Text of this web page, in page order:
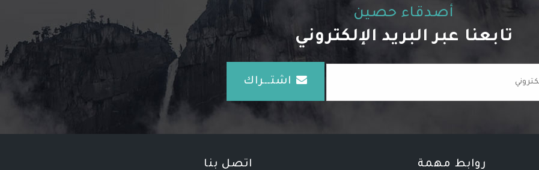
أصدقاء حصين
تابعنا عبر البريد الإلكتروني
اشتــراك
روابط مهمة اتصل بنا